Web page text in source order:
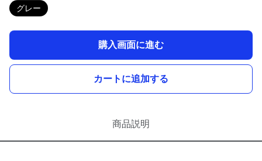
グレー
購入画面に進む
カートに追加する
商品説明